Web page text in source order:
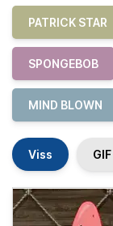
PATRICK STAR
SPONGEBOB
MIND BLOWN
Viss